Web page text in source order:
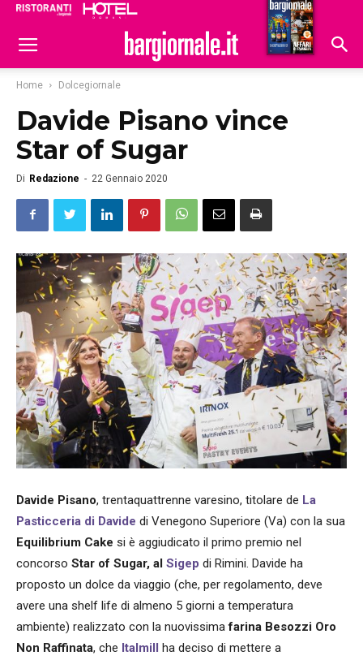
Hoteldomani
Home Dolcegiornale
Davide Pisano vince
Star of Sugar
Di Redazione - 22 Gennaio 2020
Davide Pisano, trentaquattrenne varesino, titolare de La
Pasticceria di Davide di Venegono Superiore (Va) con la sua
Equilibrium Cake si è aggiudicato il primo premio nel
concorso Star of Sugar, al Sigep di Rimini. Davide ha
proposto un dolce da viaggio (che, per regolamento, deve
avere una shelf life di almeno 5 giorni a temperatura
ambiente) realizzato con la nuovissimafarina Besozzi Oro
Non Raffinata, che Italmill ha deciso di mettere a